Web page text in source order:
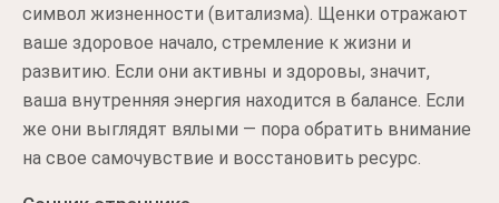
символ жизненности (витализма). Щенки отражают
ваше здоровое начало, стремление к жизни и
развитию. Если они активны и здоровы, значит,
ваша внутренняя энергия находится в балансе. Если
же они выглядят вялыми — пора обратить внимание
на свое самочувствие и восстановить ресурс.